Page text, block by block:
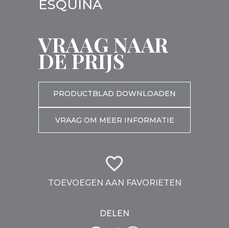
ESQUINA
VRAAG NAAR
DE PRIJS
PRODUCTBLAD DOWNLOADEN
VRAAG OM MEER INFORMATIE
TOEVOEGEN AAN FAVORIETEN
DELEN